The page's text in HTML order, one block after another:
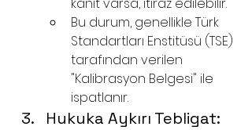
Bu durum, genellikle Türk
Standartları Enstitüsü (TSE)
tarafından verilen
"Kalibrasyon Belgesi" ile
ispatlanır.
Hukuka Aykırı Tebligat: